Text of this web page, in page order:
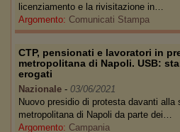
licenziamento e la rivisitazione in…
Argomento: Comunicati Stampa
CTP, pensionati e lavoratori in
metropolitana di Napoli. USB:
erogati
Nazionale - 03/06/2021
Nuovo presidio di protesta davanti alla
metropolitana di Napoli da parte dei…
Argomento: Campania